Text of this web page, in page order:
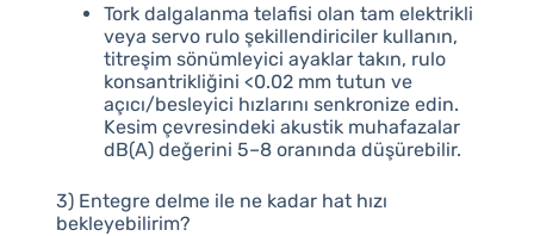
Tork dalgalanma telafisi olan tam elektrikli
veya servo rulo şekillendiriciler kullanın,
titreşim sönümleyici ayaklar takın, rulo
konsantrikliğini <0.02 mm tutun ve
açıcı/besleyici hızlarını senkronize edin.
Kesim çevresindeki akustik muhafazalar
dB(A) değerini 5–8 oranında düşürebilir.
3) Entegre delme ile ne kadar hat hızı
bekleyebilirim?